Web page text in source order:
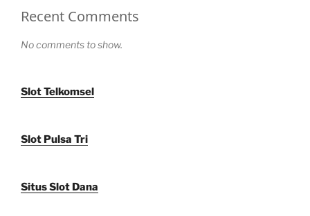
Recent Comments
No comments to show.
Slot Telkomsel
Slot Pulsa Tri
Situs Slot Dana